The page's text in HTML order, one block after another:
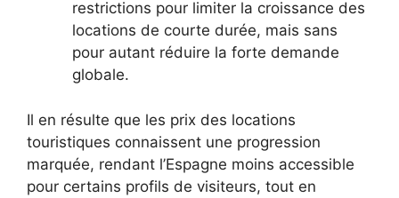
restrictions pour limiter la croissance des
locations de courte durée, mais sans
pour autant réduire la forte demande
globale.
Il en résulte que les prix des locations
touristiques connaissent une progression
marquée, rendant l’Espagne moins accessible
pour certains profils de visiteurs, tout en